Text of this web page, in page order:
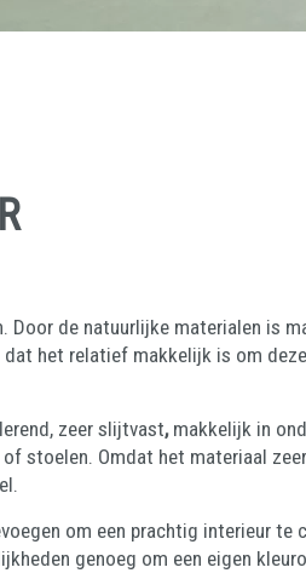
de natuurlijke materialen is
het relatief makkelijk is om
zeer slijtvast, makkelijk in
stoelen. Omdat het materiaal
om een prachtig interieur te
genoeg om een eigen